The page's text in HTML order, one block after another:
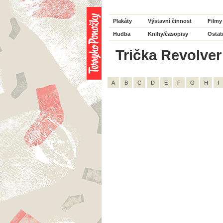
Plakáty Výstavní činnost Filmy
Hudba Knihy/časopisy
Trička
A B C D E F G H I